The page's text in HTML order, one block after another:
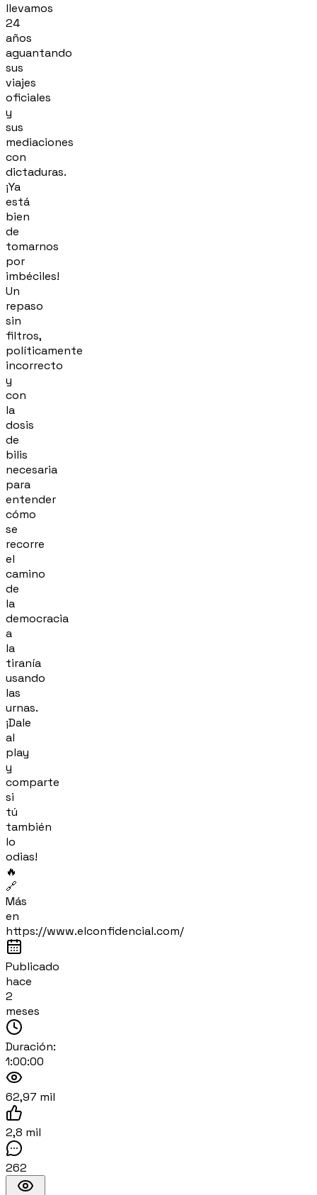
llevamos
24
años
aguantando
sus
viajes
oficiales
y
sus
mediaciones
con
dictaduras.
¡Ya
está
bien
de
tomarnos
por
imbéciles!
Un
repaso
sin
filtros,
políticamente
incorrecto
y
con
la
dosis
de
bilis
necesaria
para
entender
cómo
se
recorre
el
camino
de
la
democracia
a
la
tiranía
usando
las
urnas.
¡Dale
al
play
y
comparte
si
tú
también
lo
odias!
🔥
🔗
Más
en
https://www.elconfidencial.com/
Publicado
hace
2
meses
Duración:
1:00:00
62,97 mil
2,8 mil
262